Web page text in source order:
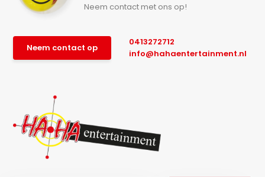
Neem contact met ons op!
Neem contact op
0413272712
info@hahaentertainment.nl